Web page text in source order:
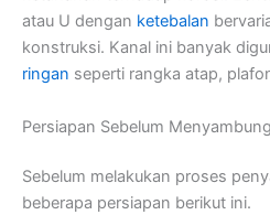
atau U dengan ketebalan
konstruksi. Kanal ini banyak
ringan seperti rangka atap,
Persiapan Sebelum
Sebelum melakukan proses
beberapa persiapan berikut ini.